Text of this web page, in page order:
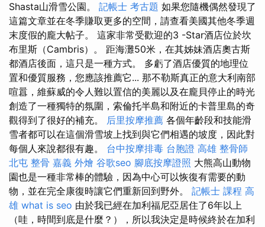
Shasta山滑雪公園。 記帳士 考古題 如果您隨機偶然發現了
這篇文章並在冬季賺取更多的空間，請查看美國其他冬季週
末度假的龐大帖子。 這家非常受歡迎的3 -Star酒店位於坎
布里斯（Cambris）。 距海灘50米，在其姊妹酒店奧古斯
都酒店後面，這只是一種方式。 多虧了酒店優質的地理位
置和優質服務，您應該推薦它... 那不勒斯真正的意大利南部
喧囂，維蘇威的令人難以置信的美麗以及在龐貝停止的時光
創造了一種獨特的氛圍，索倫托半島和附近的卡普里島的奇
觀得到了很好的補充。 后里按摩推薦 各個年齡段和技能滑
雪者都可以在這個滑雪坡上找到與它們相遇的坡度，因此對
每個人來說都很有趣。 台中按摩排毒 台胞證 高雄 整骨師
北屯 整骨 嘉義 外燴 谷歌seo 腳底按摩證照 大熊高山動物
園也是一種非常棒的體驗，因為中心可以恢復有需要的動
物，並在完全康復時讓它們重新回到野外。 記帳士 課程 高
雄 what is seo 由於我已經在加利福尼亞居住了6年以上
（哇，時間到底是什麼？），所以我決定是時候終於在加利